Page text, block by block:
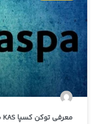
معرفی توکن کسپا KAS صفر تا صد